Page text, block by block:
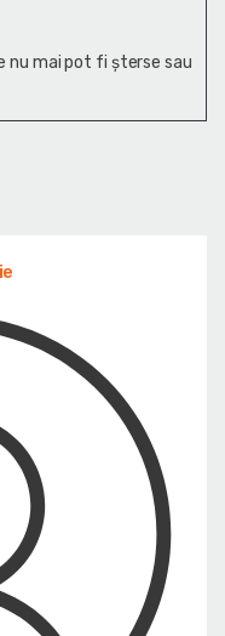
nu mai pot fi șterse sau